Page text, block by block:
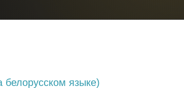
белорусском языке)